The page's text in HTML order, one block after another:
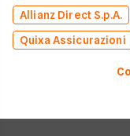
Allianz Direct S.p.A.
Quixa Assicurazioni